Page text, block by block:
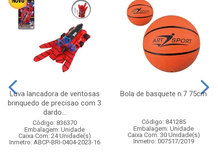
Luva lancadora de ventosas
brinquedo de precisao com 3
dardo...
Código: 836370
Embalagem: Unidade
Caixa Com: 24 Unidade(s)
Inmetro: ABCP-BRI-0404-2023-16
Bola de basquete n.7 75cm
Código: 841285
Embalagem: Unidade
Caixa Com: 30 Unidade(s)
Inmetro: 007517/2019